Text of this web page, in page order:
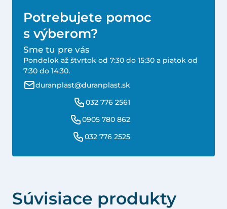
Potrebujete pomoc
s výberom?
Sme tu pre vás
Pondelok až štvrtok od 7:30 do 15:30 a piatok od
7:30 do 14:30.
duranplast@duranplast.sk
032 776 2561
0905 780 862
032 776 2525
Súvisiace produkty